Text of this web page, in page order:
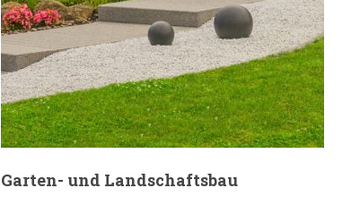
Garten- und Landschaftsbau